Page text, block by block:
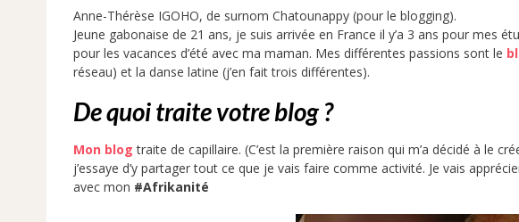
Anne-Thérèse IGOHO, de surnom Chatounappy (pour le blogging).
Jeune gabonaise de 21 ans, je suis arrivée en France il y’a 3 ans pour mes
pour les vacances d’été avec ma maman. Mes différentes passions sont le
réseau) et la danse latine (j’en fait trois différentes).
De quoi traite votre blog ?
Mon blog traite de capillaire. (C’est la première raison qui m’a décidé à le
j’essaye d’y partager tout ce que je vais faire comme activité. Je vais
avec mon #Afrikanité